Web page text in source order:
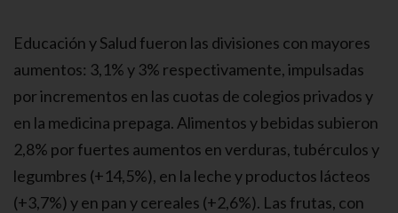
Educación y Salud fueron las divisiones con mayores
aumentos: 3,1% y 3% respectivamente, impulsadas
por incrementos en las cuotas de colegios privados y
en la medicina prepaga. Alimentos y bebidas subieron
2,8% por fuertes aumentos en verduras, tubérculos y
legumbres (+14,5%), en la leche y productos lácteos
(+3,7%) y en pan y cereales (+2,6%). Las frutas, con